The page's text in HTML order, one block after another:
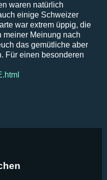
waren natürlich
einige Schweizer
war extrem üppig, die
meiner Meinung nach
das gemütliche aber
Für einen besonderen